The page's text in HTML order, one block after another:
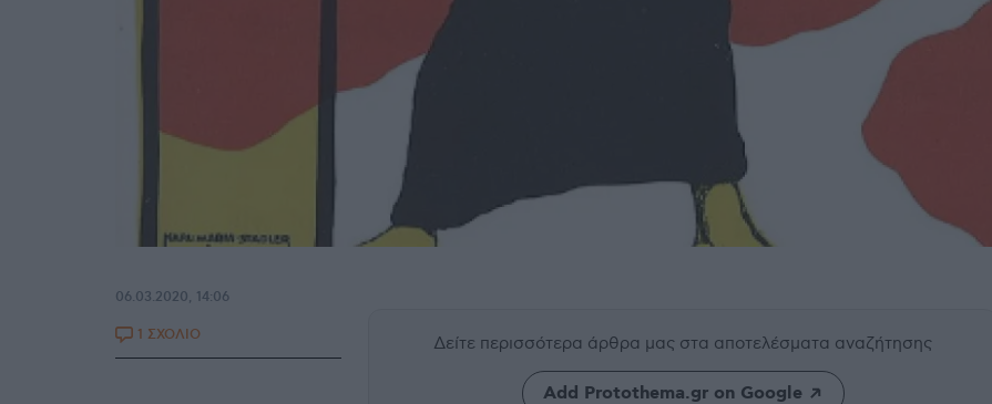
Δείτε περισσότερα άρθρα μας στα αποτελέσματα αναζήτησης
Add Protothema.gr on Google
06.03.2020, 14:06
1 ΣΧΟΛΙΟ